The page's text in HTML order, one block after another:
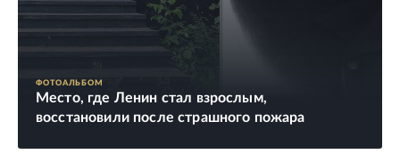
ФОТОАЛЬБОМ
Место, где Ленин стал взрослым,
восстановили после страшного пожара